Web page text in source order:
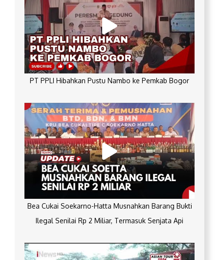
PT PPLI Hibahkan Pustu Nambo ke Pemkab Bogor
Bea Cukai Soekarno-Hatta Musnahkan Barang Bukti
Ilegal Senilai Rp 2 Miliar, Termasuk Senjata Api